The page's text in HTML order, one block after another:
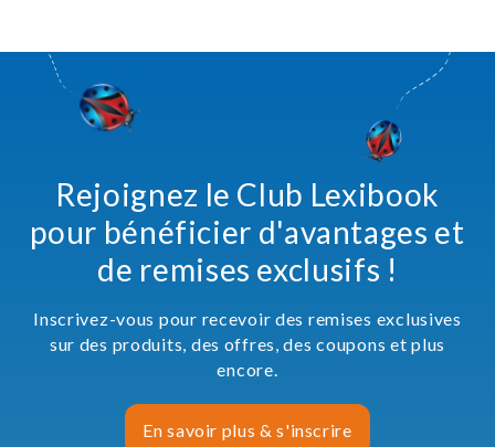
Rejoignez le Club Lexibook
pour bénéficier d'avantages et
de remises exclusifs !
Inscrivez-vous pour recevoir des remises exclusives
sur des produits, des offres, des coupons et plus
encore.
En savoir plus & s'inscrire